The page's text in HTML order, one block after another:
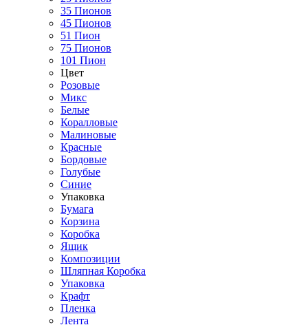
35 Пионов
45 Пионов
51 Пион
75 Пионов
101 Пион
Цвет
Розовые
Микс
Белые
Коралловые
Малиновые
Красные
Бордовые
Голубые
Синие
Упаковка
Бумага
Корзина
Коробка
Ящик
Композиции
Шляпная Коробка
Упаковка
Крафт
Пленка
Лента